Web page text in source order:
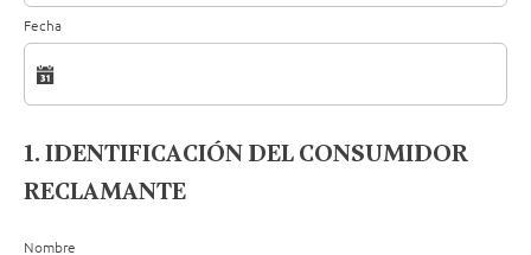
Fecha
1. IDENTIFICACIÓN DEL CONSUMIDOR
RECLAMANTE
Nombre